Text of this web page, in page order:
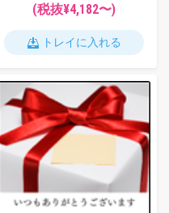
(税抜¥4,182〜)
トレイに入れる